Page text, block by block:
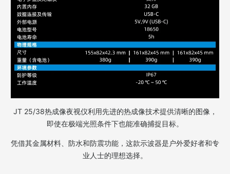
JT 25/38热成像夜视仪利用先进的热成像技术提供清晰的图像，
即使在极端光照条件下也能准确捕捉目标。
凭借其金属材料、防水和防震功能，这款示波器是户外爱好者和专
业人士的理想选择。